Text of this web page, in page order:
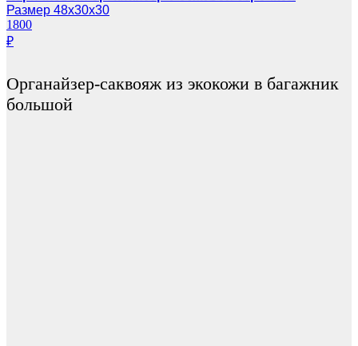
Размер 48х30х30
1800
₽
Органайзер-саквояж из экокожи в багажник
большой